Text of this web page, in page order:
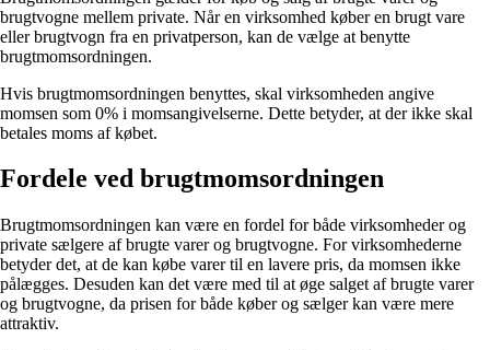
brugtvogne mellem private. Når en virksomhed køber en brugt vare
eller brugtvogn fra en privatperson, kan de vælge at benytte
brugtmomsordningen.
Hvis brugtmomsordningen benyttes, skal virksomheden angive
momsen som 0% i momsangivelserne. Dette betyder, at der ikke skal
betales moms af købet.
Fordele ved brugtmomsordningen
Brugtmomsordningen kan være en fordel for både virksomheder og
private sælgere af brugte varer og brugtvogne. For virksomhederne
betyder det, at de kan købe varer til en lavere pris, da momsen ikke
pålægges. Desuden kan det være med til at øge salget af brugte varer
og brugtvogne, da prisen for både køber og sælger kan være mere
attraktiv.